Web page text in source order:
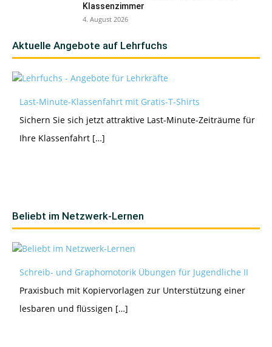
Klassenzimmer
4. August 2026
Aktuelle Angebote auf Lehrfuchs
Last-Minute-Klassenfahrt mit Gratis-T-Shirts
Sichern Sie sich jetzt attraktive Last-Minute-Zeiträume für
Ihre Klassenfahrt […]
Beliebt im Netzwerk-Lernen
Schreib- und Graphomotorik Übungen für Jugendliche II
Praxisbuch mit Kopiervorlagen zur Unterstützung einer
lesbaren und flüssigen […]